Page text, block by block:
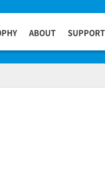
ABOUT SUPPORT